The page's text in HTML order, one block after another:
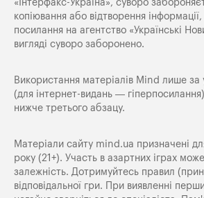
«Iнтерфакс-Україна», суворо
копіювання або відтворення інформації,
посилання на агентство «Українські
вигляді суворо заборонено.
Використання матеріалів Mind лише за
(для інтернет-видань —
нижче третього абзацу.
Матеріали сайту mind.ua призначені
року (21+). Участь в азартних іграх
залежність. Дотримуйтесь правил
відповідальної гри. При виявленні